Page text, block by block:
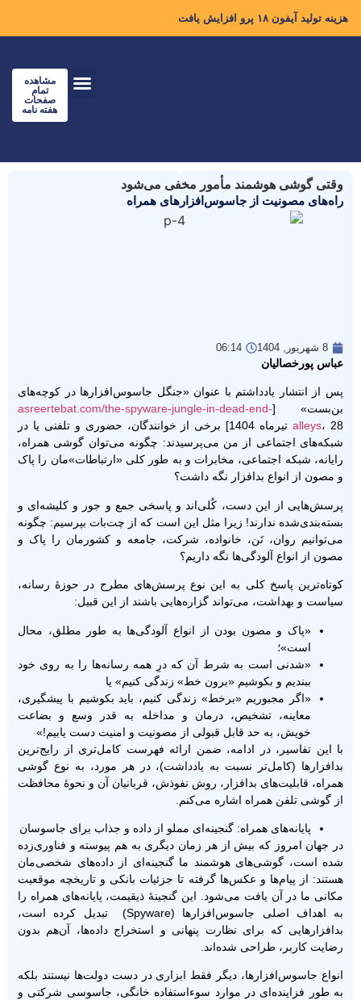
هزینه تولید آیفون ۱۸ پرو افزایش یافت
مشاهده
تمام
صفحات
هفته نامه
وقتی گوشی هوشمند مأمور مخفی می‌شود
راه‌های مصونیت از جاسوس‌افزارهای همراه
8 شهریور, 1404 06:14
عباس پورخصالیان
پس از انتشار یادداشتم با عنوان «جنگل جاسوس‌افزارها در کوچه‌های
بن‌بست» [asreertebat.com/the-spyware-jungle-in-dead-end-
alleys
، 28 تیرماه 1404] برخی از خوانندگان، حضوری و تلفنی یا در
شبکه‌های اجتماعی از من می‌پرسیدند: چگونه می‌توان گوشی همراه،
رایانه، شبکه اجتماعی، مخابرات و به طور کلی «ارتباطات»مان را پاک
و مصون از انواع بدافزار نگه داشت؟
پرسش‌هایی از این دست، کُلی‌اند و پاسخی جمع و جور و کلیشه‌ای و
بسته‌بندی‌شده ندارند! زیرا مثل این است که از چت‌بات بپرسیم: چگونه
می‌توانیم روان، تَن، خانواده، شرکت، جامعه و کشورمان را پاک و
مصون از انواع آلودگی‌ها نگه داریم؟
کوتاه‌ترین پاسخ کلی به این نوع پرسش‌های مطرح در حوزۀ رسانه،
سیاست و بهداشت، می‌تواند گزاره‌هایی باشند از این قبیل:
«پاک و مصون بودن از انواع آلودگی‌ها به طور مطلق، محال
است»؛
«شدنی است به شرط آن که درِ همه رسانه‌ها را به روی خود
ببندیم و بکوشیم «برون خط» زندگی کنیم» یا
«اگر مجبوریم «برخط» زندگی کنیم، باید بکوشیم با پیشگیری،
معاینه، تشخیص، درمان و مداخله به قدر وسع و بضاعت
خویش، به حد قابل قبولی از مصونیت و امنیت دست یابیم!»
با این تفاسیر، در ادامه، ضمن ارائه فهرست کامل‌تری از رایج‌ترین
بدافزارها (کامل‌تر نسبت به یادداشت)، در هر مورد، به نوع گوشی
همراه، قابلیت‌های بدافزار، روش نفوذش، قربانیان آن و نحوۀ محافظت
از گوشی تلفن همراه اشاره می‌کنم.
پایانه‌های همراه: گنجینه‌ای مملو از داده‌ و جذاب برای جاسوسان
در جهان امروز که بیش از هر زمان دیگری به هم پیوسته و فناوری‌زده
شده است، گوشی‌های هوشمند ما گنجینه‌ای از داده‌های شخصی‌مان
هستند: از پیام‌ها و عکس‌ها گرفته تا جزئیات بانکی و تاریخچه موقعیت
مکانی ما در آن یافت می‌شود. این گنجینۀ ذیقیمت، پایانه‌های همراه را
به اهداف اصلی جاسوس‌افزارها (Spyware) تبدیل کرده است،
بدافزارهایی که برای نظارت پنهانی و استخراج داده‌ها، آن‌هم بدون
رضایت کاربر، طراحی شده‌اند.
انواع جاسوس‌افزارها، دیگر فقط ابزاری در دست دولت‌ها نیستند بلکه
به طور فزاینده‌ای در موارد سوءاستفاده خانگی، جاسوسی شرکتی و